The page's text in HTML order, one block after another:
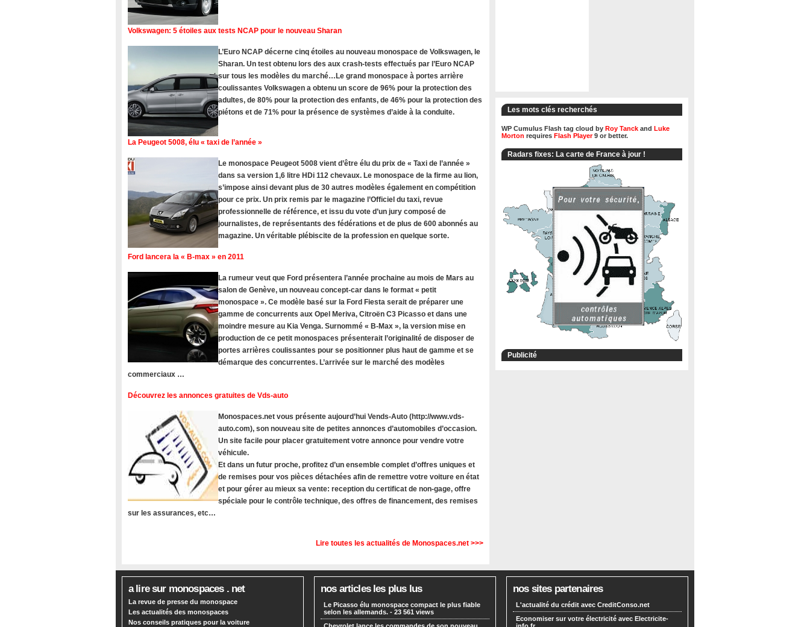
Volkswagen: 5 étoiles aux tests NCAP pour le nouveau Sharan
L’Euro NCAP décerne cinq étoiles au nouveau monospace de Volkswagen, le
Sharan. Un test obtenu lors des aux crash-tests effectués par l’Euro NCAP
sur tous les modèles du marché…Le grand monospace à portes arrière
coulissantes Volkswagen a obtenu un score de 96% pour la protection des
adultes, de 80% pour la protection des enfants, de 46% pour la protection des
piétons et de 71% pour la présence de systèmes d’aide à la conduite.
La Peugeot 5008, élu « taxi de l’année »
Le monospace Peugeot 5008 vient d’être élu du prix de « Taxi de l’année »
dans sa version 1,6 litre HDi 112 chevaux. Le monospace de la firme au lion,
s’impose ainsi devant plus de 30 autres modèles également en compétition
pour ce prix. Un prix remis par le magazine l’Officiel du taxi, revue
professionnelle de référence, et issu du vote d’un jury composé de
journalistes, de représentants des fédérations et de plus de 600 abonnés au
magazine. Un véritable plébiscite de la profession en quelque sorte.
Ford lancera la « B-max » en 2011
La rumeur veut que Ford présentera l’année prochaine au mois de Mars au
salon de Genève, un nouveau concept-car dans le format « petit
monospace ». Ce modèle basé sur la Ford Fiesta serait de préparer une
gamme de concurrents aux Opel Meriva, Citroën C3 Picasso et dans une
moindre mesure au Kia Venga. Surnommé « B-Max », la version mise en
production de ce petit monospaces présenterait l’originalité de disposer de
portes arrières coulissantes pour se positionner plus haut de gamme et se
démarque des concurrentes. L’arrivée sur le marché des modèles
commerciaux …
Découvrez les annonces gratuites de Vds-auto
Monospaces.net vous présente aujourd’hui Vends-Auto (http://www.vds-
auto.com), son nouveau site de petites annonces d’automobiles d’occasion.
Un site facile pour placer gratuitement votre annonce pour vendre votre
véhicule.
Et dans un futur proche, profitez d’un ensemble complet d’offres uniques et
de remises pour vos pièces détachées afin de remettre votre voiture en état
et pour gérer au mieux sa vente: reception du certificat de non-gage, offre
spéciale pour le contrôle technique, des offres de financement, des remises
sur les assurances, etc…
Lire toutes les actualités de Monospaces.net >>>
Les mots clés recherchés
WP Cumulus Flash tag cloud by Roy Tanck and Luke
Morton requires Flash Player9 or better.
Radars fixes: La carte de France à jour !
Publicité
a lire sur monospaces . net
La revue de presse du monospace
Les actualités des monospaces
Nos conseils pratiques pour la voiture
nos articles les plus lus
Le Picasso élu monospace compact le plus fiable
selon les allemands. - 23 561 views
nos sites partenaires
L'actualité du crédit avec CreditConso.net
Economiser sur votre électricité avec Electricite-